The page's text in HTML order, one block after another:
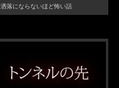
洒落にならないほど怖い話